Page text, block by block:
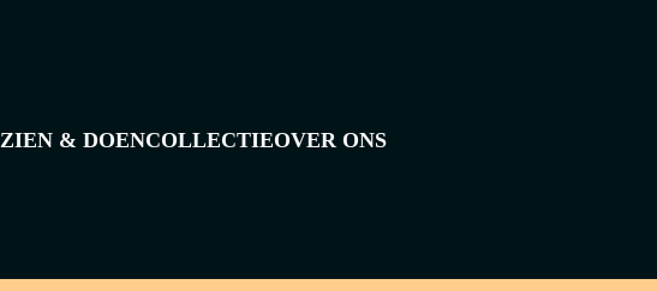
ZIEN & DOENCOLLECTIEOVER ONS